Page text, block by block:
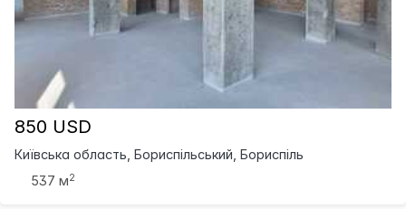
850 USD
Київська область, Бориспільський, Бориспіль
537 м2